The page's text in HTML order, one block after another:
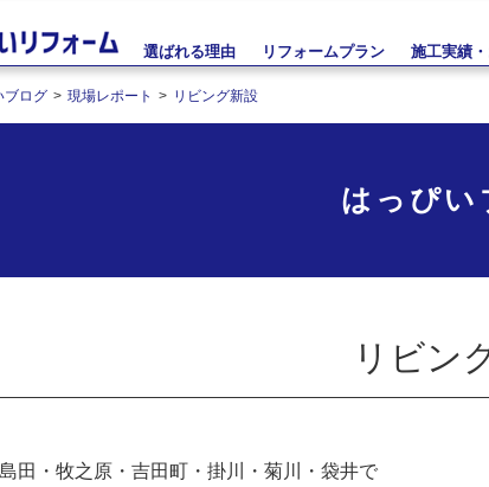
選ばれる理由 リフォームプラン 施工実績
ブログ 現場レポート リビング新設
はっぴい
リビン
田・牧之原・吉田町・掛川・菊川・袋井で